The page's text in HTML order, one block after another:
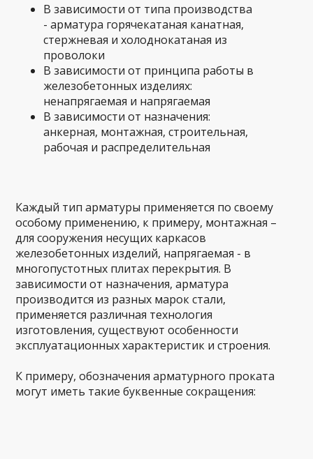
В зависимости от типа производства
- арматура горячекатаная канатная,
стержневая и холоднокатаная из
проволоки
В зависимости от принципа работы в
железобетонных изделиях:
ненапрягаемая и напрягаемая
В зависимости от назначения:
анкерная, монтажная, строительная,
рабочая и распределительная
Каждый тип арматуры применяется по своему
особому применению, к примеру, монтажная –
для сооружения несущих каркасов
железобетонных изделий, напрягаемая - в
многопустотных плитах перекрытия. В
зависимости от назначения, арматура
производится из разных марок стали,
применяется различная технология
изготовления, существуют особенности
эксплуатационных характеристик и строения.
К примеру, обозначения арматурного проката
могут иметь такие буквенные сокращения: